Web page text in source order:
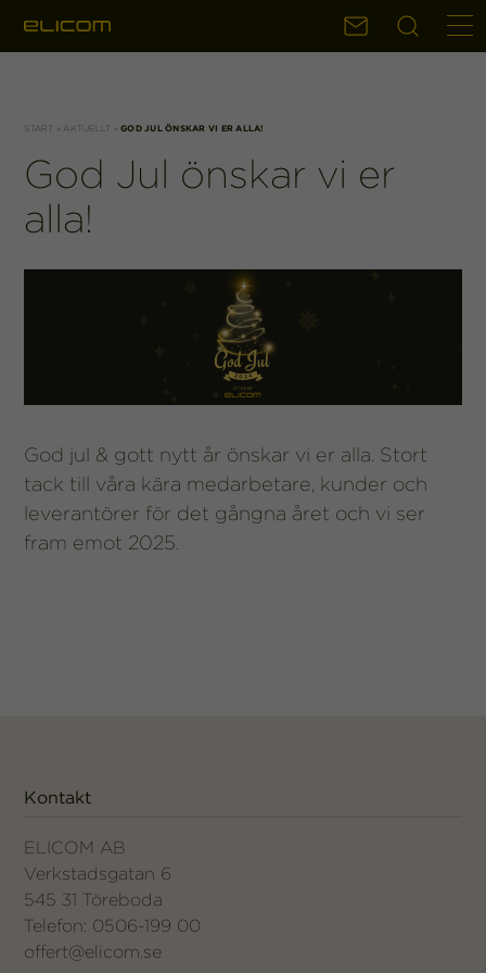
KontaktSök
START »AKTUELLT »GOD JUL ÖNSKAR VI ER ALLA!
God Jul önskar vi er
alla!
God jul & gott nytt år önskar vi er alla. Stort
tack till våra kära medarbetare, kunder och
leverantörer för det gångna året och vi ser
fram emot 2025.
Kontakt
ELICOM AB
Verkstadsgatan 6
545 31 Töreboda
Telefon: 0506-199 00
offert@elicom.se